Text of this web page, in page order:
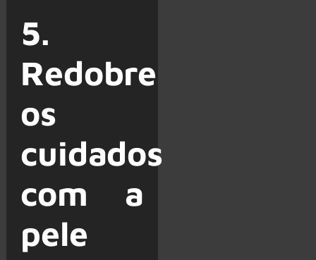
5.
Redobre
os
cuidados
com a
pele